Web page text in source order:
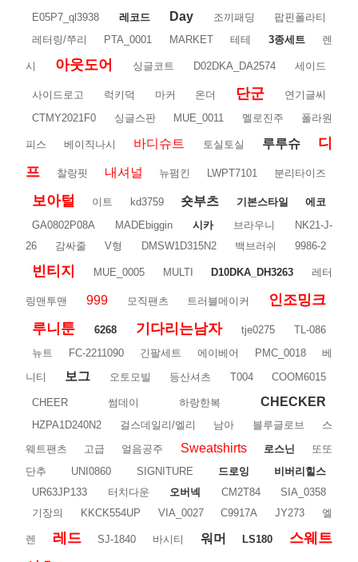
E05P7_ql3938
레코드 Day 조끼패딩
팝핀폴라티
레터링/쭈리
PTA_0001 MARKET 테테 3종세트 렌
시 아웃도어 싱글코트 D02DKA_DA2574 세이드
사이드로고 럭키덕 마커 온더 단군
연기글씨
CTMY2021F0
싱글스판 MUE_0011 멜로진주 폴라원
피스 베이직나시 바디슈트 토실토실 루루슈
디
프
찰랑핏 내셔널 뉴펌킨 LWPT7101 분리타이즈
보아털 이트 kd3759 숏부츠 기본스타일
에코
GA0802P08A
MADEbiggin 시카 브라우니
NK21-J-
26
감싸줄 V형 DMSW1D315N2 백브러쉬 9986-2
빈티지 MUE_0005 MULTI D10DKA_DH3263 레터
링맨투맨 999 모직팬츠 트러블메이커
인조밍크
루니툰
6268 기다리는남자 tje0275
TL-086
뉴트
FC-2211090 긴팔세트 에이베어 PMC_0018
베
니티
보그 오토모빌 등산셔츠 T004 COOM6015
CHEER 썸데이 하랑한복 CHECKER
HZPA1D240N2 걸스데일리/엘리 남아 블루글로브
스
웨트팬츠
고급 얼음공주 Sweatshirts 로스닌
또또
단추
UNI0860 SIGNITURE 드로잉
비버리힐스
UR63JP133
터치다운 오버넥 CM2T84
SIA_0358
기장의
KKCK554UP VIA_0027 C9917A JY273 엘
렌 레드 SJ-1840 바시티 워머 LS180
스웨트